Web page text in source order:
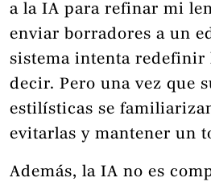
a la IA para refinar mi
enviar borradores a un
sistema intenta redefinir
decir. Pero una vez que
estilísticas se
evitarlas y mantener un
Además, la IA no es